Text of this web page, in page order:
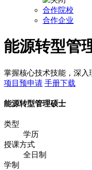
合作院校
合作企业
能源转型管
掌握核心技术技能，深入
项目预申请 手册下载
能源转型管理硕士
类型
学历
授课方式
全日制
学制